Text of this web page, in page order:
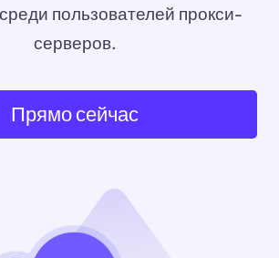
пользователей прокси-
серверов.
Прямо сейчас